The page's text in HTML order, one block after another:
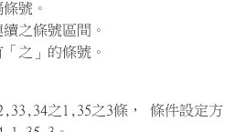
號。
之條號區間。
之」的條號。
之1,35之3條， 條件設定方